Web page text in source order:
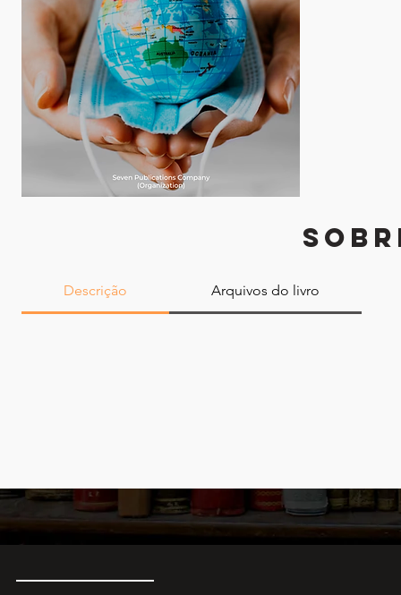
Descrição Arquivos do livro